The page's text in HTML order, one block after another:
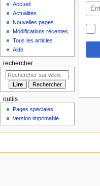
Accueil
Actualités
Nouvelles pages
Modifications récentes
Tous les articles
Aide
rechercher
outils
Pages spéciales
Version imprimable